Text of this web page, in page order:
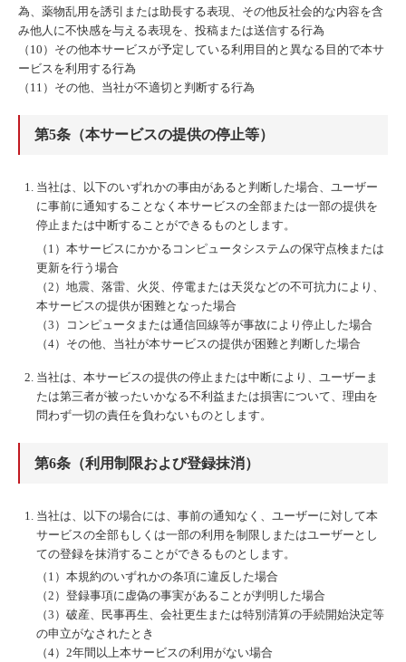
為、薬物乱用を誘引または助長する表現、その他反社会的な内容を含
み他人に不快感を与える表現を、投稿または送信する行為
（10）その他本サービスが予定している利用目的と異なる目的で本サ
ービスを利用する行為
（11）その他、当社が不適切と判断する行為
第5条（本サービスの提供の停止等）
当社は、以下のいずれかの事由があると判断した場合、ユーザー
に事前に通知することなく本サービスの全部または一部の提供を
停止または中断することができるものとします。
（1）本サービスにかかるコンピュータシステムの保守点検または
更新を行う場合
（2）地震、落雷、火災、停電または天災などの不可抗力により、
本サービスの提供が困難となった場合
（3）コンピュータまたは通信回線等が事故により停止した場合
（4）その他、当社が本サービスの提供が困難と判断した場合
当社は、本サービスの提供の停止または中断により、ユーザーま
たは第三者が被ったいかなる不利益または損害について、理由を
問わず一切の責任を負わないものとします。
第6条（利用制限および登録抹消）
当社は、以下の場合には、事前の通知なく、ユーザーに対して本
サービスの全部もしくは一部の利用を制限しまたはユーザーとし
ての登録を抹消することができるものとします。
（1）本規約のいずれかの条項に違反した場合
（2）登録事項に虚偽の事実があることが判明した場合
（3）破産、民事再生、会社更生または特別清算の手続開始決定等
の申立がなされたとき
（4）2年間以上本サービスの利用がない場合